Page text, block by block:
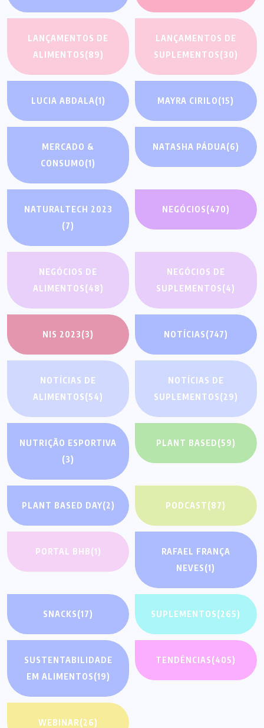
LANÇAMENTOS DE
ALIMENTOS(89)
LANÇAMENTOS DE
SUPLEMENTOS(30)
LUCIA ABDALA(1) MAYRA CIRILO(15)
MERCADO &
CONSUMO(1)
NATASHA PÁDUA(6)
NATURALTECH 2023
(7)
NEGÓCIOS(470)
NEGÓCIOS DE
ALIMENTOS(48)
NEGÓCIOS DE
SUPLEMENTOS(4)
NIS 2023(3) NOTÍCIAS(747)
NOTÍCIAS DE
ALIMENTOS(54)
NOTÍCIAS DE
SUPLEMENTOS(29)
NUTRIÇÃO ESPORTIVA
(3)
PLANT BASED(59)
PLANT BASED DAY(2) PODCAST(87)
PORTAL BHB(1)
RAFAEL FRANÇA
NEVES(1)
SNACKS(17) SUPLEMENTOS(265)
SUSTENTABILIDADE
EM ALIMENTOS(19)
TENDÊNCIAS(405)
WEBINAR(26)